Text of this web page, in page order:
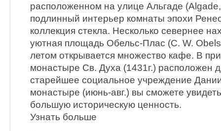
расположенном на улице Альгаде
подлинный интерьер комнаты эпохи
коллекция стекла. Несколько севернее
уютная площадь Обельс-Плас (С. W.
летом открывается множество кафе. В
монастыре Св. Духа (1431г.) расположен
старейшее социальное учреждение
монастыре (июнь-авг.) вы сможете
большую историческую ценность.
Узнать больше